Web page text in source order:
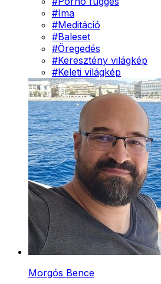
#Ima
#Meditáció
#Baleset
#Öregedés
#Keresztény világkép
#Keleti világkép
Morgós Bence